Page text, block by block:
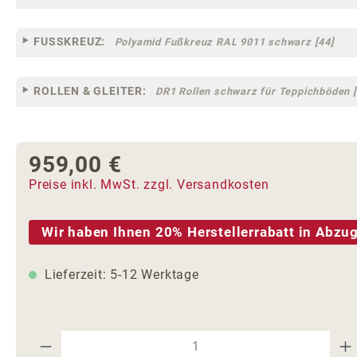
FUSSKREUZ: Polyamid Fußkreuz RAL 9011 schwarz [44]
ROLLEN & GLEITER: DR1 Rollen schwarz für Teppichböden
Regulärer Preis:
959,00 €
Preise inkl. MwSt. zzgl. Versandkosten
Wir haben Ihnen 20% Herstellerrabatt in
Lieferzeit: 5-12 Werktage
Produkt Anzahl: Gib den